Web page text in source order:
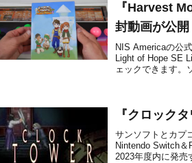
『Harvest
封動画が公開
NIS Americaの公
Light of Hope SE
ェックできます。
『クロック
サンソフトとカプ
Nintendo Switch
2023年度内に発売